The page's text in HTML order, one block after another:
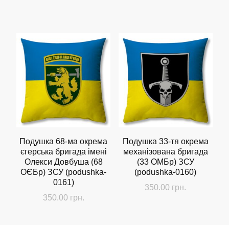
Подушка 68-ма окрема
єгерська бригада імені
Олекси Довбуша (68
ОЄБр) ЗСУ (podushka-
0161)
350.00 грн.
Подушка 33-тя окрема
механізована бригада
(33 ОМБр) ЗСУ
(podushka-0160)
350.00 грн.